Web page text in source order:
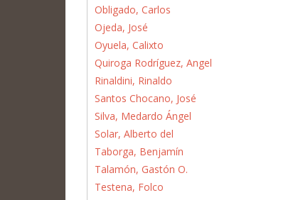
Obligado, Carlos
Ojeda, José
Oyuela, Calixto
Quiroga Rodríguez, Angel
Rinaldini, Rinaldo
Santos Chocano, José
Silva, Medardo Ángel
Solar, Alberto del
Taborga, Benjamín
Talamón, Gastón O.
Testena, Folco